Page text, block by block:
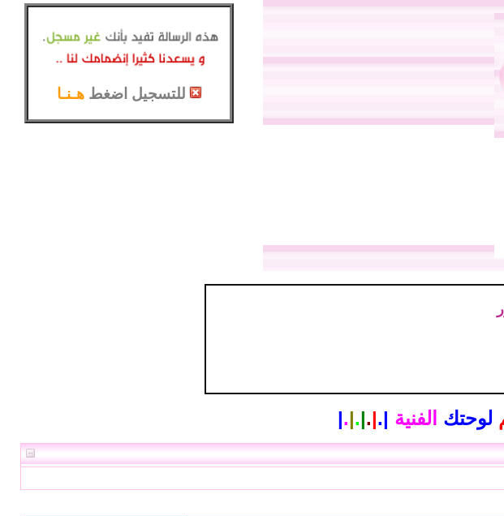
للتسجيل اضغط هـنـا
لوحتك الفنية |
.
|
.
|
.
|
.
|